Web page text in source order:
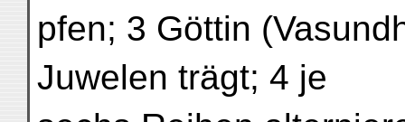
pfen; 3 Göttin
Juwelen trägt; 4 je